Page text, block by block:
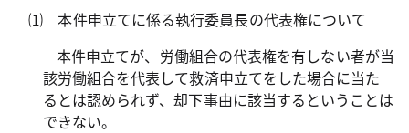
⑴ 本件申立てに係る執行委員長の代表権について
本件申立てが、労働組合の代表権を有しない者が当
該労働組合を代表して救済申立てをした場合に当た
るとは認められず、却下事由に該当するということは
できない。